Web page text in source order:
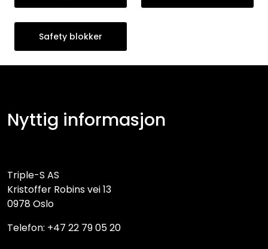
Safety blokker
Nyttig informasjon
Triple-S AS
Kristoffer Robins vei 13
0978 Oslo
Telefon: +47 22 79 05 20